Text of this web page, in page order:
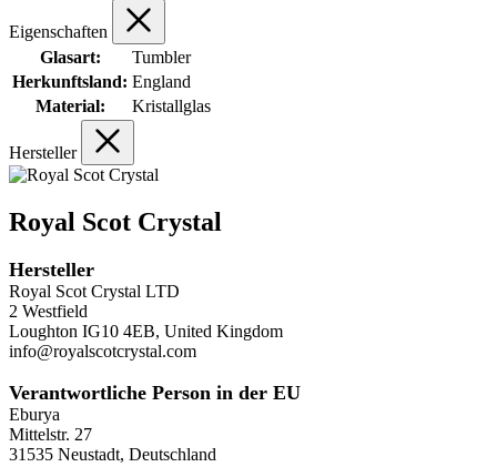
Eigenschaften
Glasart:
Tumbler
Herkunftsland: England
Material:
Kristallglas
Hersteller
Royal Scot Crystal
Hersteller
Royal Scot Crystal LTD
2 Westfield
Loughton IG10 4EB, United Kingdom
info@royalscotcrystal.com
Verantwortliche Person in der EU
Eburya
Mittelstr. 27
31535 Neustadt, Deutschland